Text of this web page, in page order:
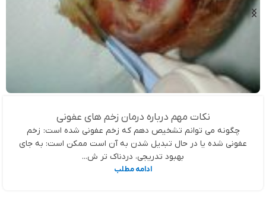
نکات مهم درباره درمان زخم های عفونی
چگونه می توانم تشخیص دهم که زخم عفونی شده است: زخم
عفونی شده یا در حال تبدیل شدن به آن است ممکن است: به جای
بهبود تدریجی، دردناک تر ش...
ادامه مطلب